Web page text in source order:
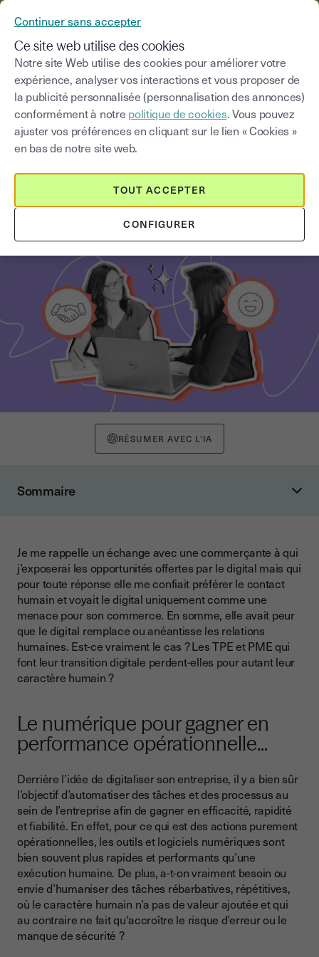
Blog
Choisir une catégorie Saisissez un terme
Digitaliser est-ce déshumaniser ?
RÉSUMER AVEC L'IA
Sommaire
Le digital et l’humain ne s'opposent pas, ils sont
complémentaires
Je me rappelle un échange avec une commerçante à qui
j’exposerai les opportunités offertes par le digital mais qui
pour toute réponse elle me confiait préférer le contact
humain et voyait le digital uniquement comme une
menace pour son commerce. En somme, elle avait peur
que le digital remplace ou anéantisse les relations
humaines. Est-ce vraiment le cas ? Les TPE et PME qui
font leur transition digitale perdent-elles pour autant leur
caractère humain ?
Le numérique pour gagner en
performance opérationnelle...
Derrière l’idée de digitaliser son entreprise, il y a bien sûr
l’objectif d’automatiser des tâches et des processus au
sein de l’entreprise afin de gagner en efficacité, rapidité
et fiabilité. En effet, pour ce qui est des actions purement
opérationnelles, les outils et logiciels numériques sont
bien souvent plus rapides et performants qu’une
exécution humaine. De plus, a-t-on vraiment besoin ou
envie d’humaniser des tâches rébarbatives, répétitives,
où le caractère humain n’a pas de valeur ajoutée et qui
au contraire ne fait qu'accroître le risque d’erreur ou le
manque de sécurité ?
Continuer sans accepter
Ce site web utilise des cookies
Notre site Web utilise des cookies pour améliorer votre
expérience, analyser vos interactions et vous proposer de
la publicité personnalisée (personnalisation des annonces)
conformément à notre politique de cookies. Vous pouvez
ajuster vos préférences en cliquant sur le lien « Cookies »
en bas de notre site web.
CONFIGURER
TOUT ACCEPTER